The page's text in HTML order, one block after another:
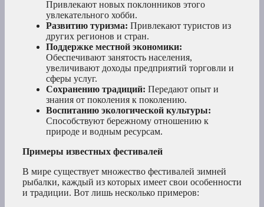
Привлекают новых поклонников этого
увлекательного хобби.
Развитию туризма: Привлекают туристов из
других регионов и стран.
Поддержке местной экономики:
Обеспечивают занятость населения,
увеличивают доходы предприятий торговли и
сферы услуг.
Сохранению традиций: Передают опыт и
знания от поколения к поколению.
Воспитанию экологической культуры:
Способствуют бережному отношению к
природе и водным ресурсам.
Примеры известных фестивалей
В мире существует множество фестивалей зимней
рыбалки, каждый из которых имеет свои особенности
и традиции. Вот лишь несколько примеров: